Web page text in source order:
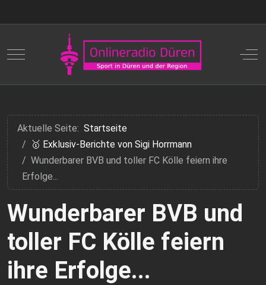
Mobile Menu Toggle
Aktuelle Seite: Startseite
🥇 Exklusiv-Berichte von Sigi Horrmann
Wunderbarer BVB und toller FC Kölle feiern ihre
Erfolge...
Wunderbarer BVB und
toller FC Kölle feiern
ihre Erfolge...